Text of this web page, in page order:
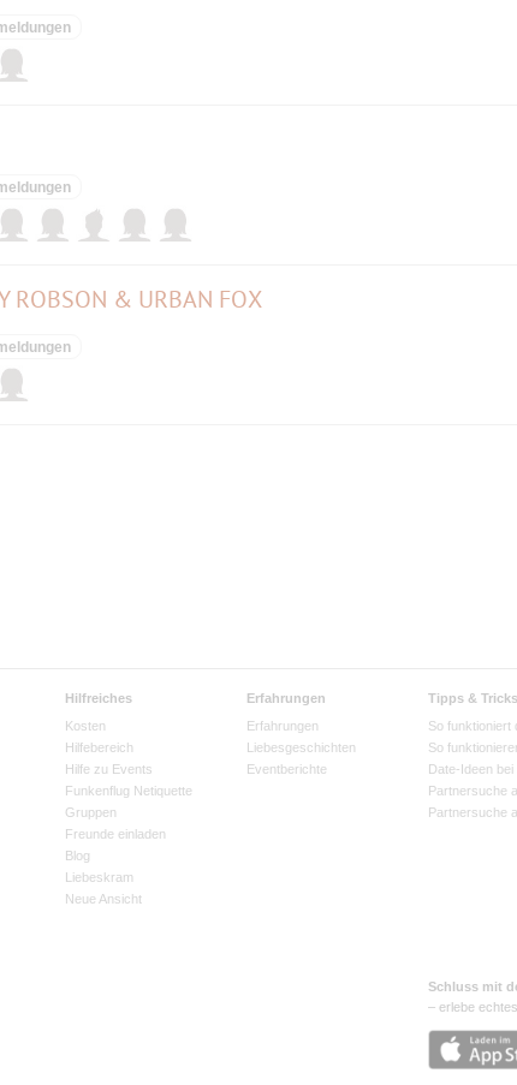
ROBSON & URBAN FOX
Hilfreiches
Kosten
Hilfebereich
Hilfe zu Events
Funkenflug Netiquette
Gruppen
Freunde einladen
Blog
Liebeskram
Neue Ansicht
Erfahrungen
Erfahrungen
Liebesgeschichten
Eventberichte
Tipps & Tricks
So funktioniert
So
Date-Ideen
Partnersuche
Partnersuche
Schluss mit
– erlebe